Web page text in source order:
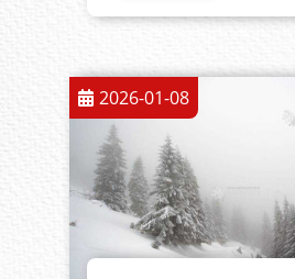
2026-01-08